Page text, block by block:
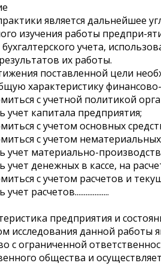
является дальнейшее
изучения работы предпри-
учета,
их работы.
поставленной цели
характеристику
с учетной политикой
учет капитала предприятия;
с учетом основных
с учетом
учет материально-
учет денежных в кассе, на
с учетом расчетов и
расчетов...................
предприятия и
исследования данной работы
с ограниченной
общества и